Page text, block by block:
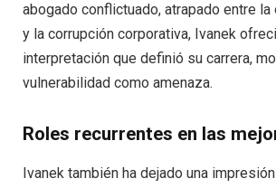
abogado conflictuado, atrapado entre la
y la corrupción corporativa, Ivanek
interpretación que definió su carrera,
vulnerabilidad como amenaza.
Roles recurrentes en las
Ivanek también ha dejado una